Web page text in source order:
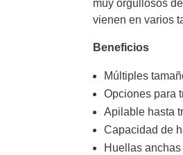
muy orgullosos
vienen en varios
Beneficios
Múltiples
Opciones para
Apilable hasta
Capacidad de
Huellas